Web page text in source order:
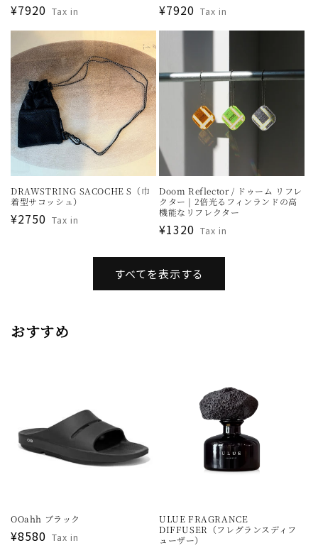
通
常
格
¥7920 Tax in
通
常
¥7920 Tax in
DRAWSTRING SACOCHE S（巾
着型サコッシュ）
通
¥2750 Tax in
Doom Reflector / ドゥーム リフレ
クター | 2倍光るフィンランドの高
機能なリフレクター
通
格
¥1320 Tax in
すべてを表示する
おすすめ
OOahh ブラック
通
¥8580 Tax in
ULUE FRAGRANCE
DIFFUSER（フレグランスディフ
ューザー）